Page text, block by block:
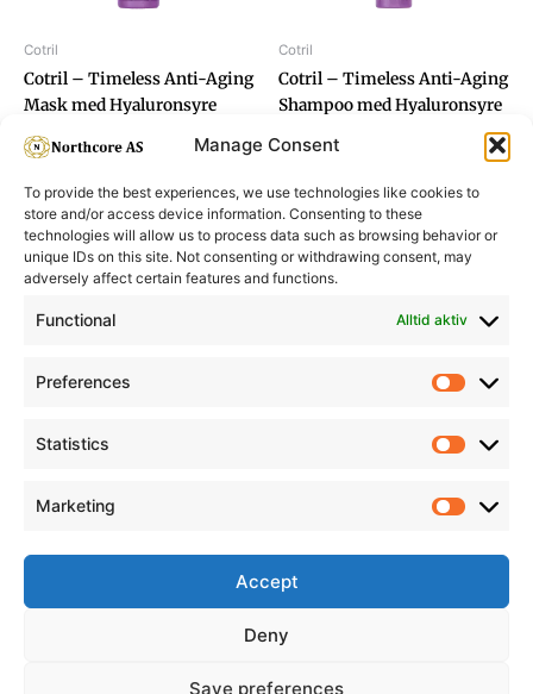
Manage Consent
To provide the best experiences, we use technologies like cookies to
store and/or access device information. Consenting to these
technologies will allow us to process data such as browsing behavior or
unique IDs on this site. Not consenting or withdrawing consent, may
adversely affect certain features and functions.
Functional Alltid aktiv
Preferences
Statistics
Marketing
Accept
Deny
Save preferences
Cotril
Cotril – Timeless Anti-Aging
Mask med Hyaluronsyre
200ml
Cotril
Cotril – Timeless Anti-Aging
Shampoo med Hyaluronsyre
Informasjon